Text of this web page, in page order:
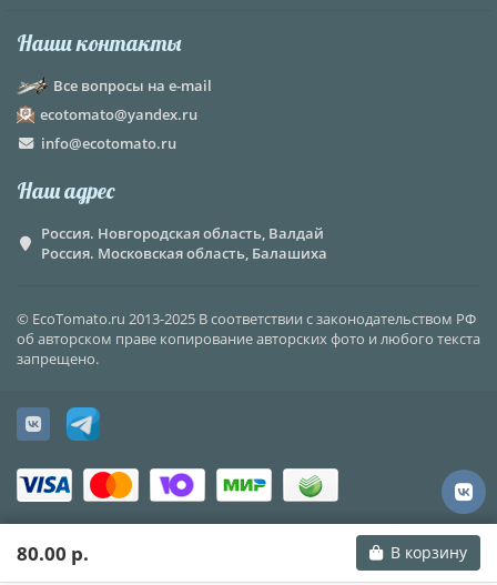
Наши контакты
Все вопросы на e-mail
ecotomato@yandex.ru
info@ecotomato.ru
Наш адрес
Россия. Новгородская область, Валдай
Россия. Московская область, Балашиха
© EcoTomato.ru 2013-2025 В соответствии с законодательством РФ
об авторском праве копирование авторских фото и любого текста
запрещено.
80.00 р. В корзину